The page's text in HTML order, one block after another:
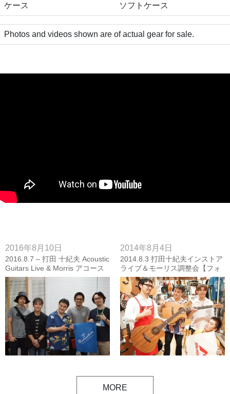
ケース ソフトケース
Photos and videos shown are of actual gear for sale.
2016年8月10日
2016.8.7 – 打田 十紀夫 Acoustic
Guitars Live & Morris アコース
ティックギター調整会【フォト
レポート】
2014年8月4日
2014.8.3 打田十紀夫インストア
ライブ＆モーリス調整会【フォ
トレポート】
MORE